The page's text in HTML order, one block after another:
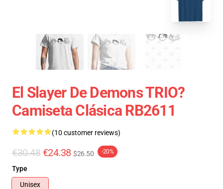
El Slayer De Demons TRIO?
Camiseta Clásica RB2611
(10 customer reviews)
€30.48 €24.38 $26.50 -20%
Type
Unisex